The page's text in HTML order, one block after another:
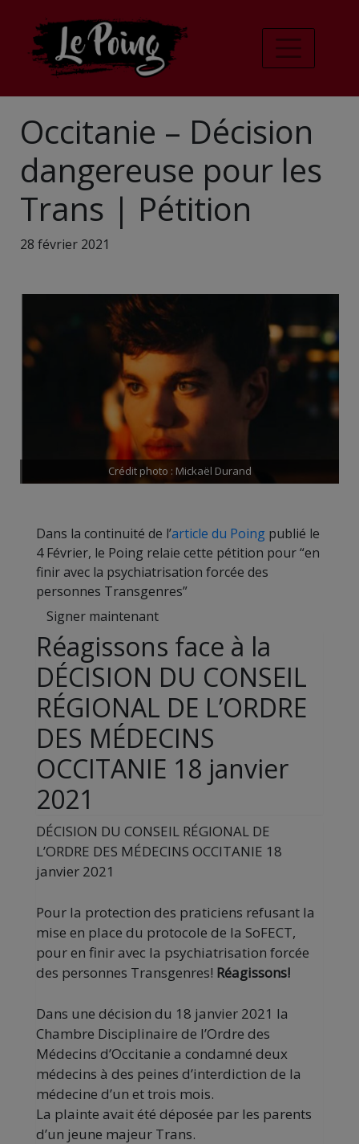
Occitanie – Décision
dangereuse pour les
Trans | Pétition
28 février 2021
Crédit photo : Mickaël Durand
Dans la continuité de l’article du Poing publié le
4 Février, le Poing relaie cette pétition pour “en
finir avec la psychiatrisation forcée des
personnes Transgenres”
Signer maintenant
Réagissons face à la
DÉCISION DU CONSEIL
RÉGIONAL DE L’ORDRE
DES MÉDECINS
OCCITANIE 18 janvier
2021
DÉCISION DU CONSEIL RÉGIONAL DE
L’ORDRE DES MÉDECINS OCCITANIE 18
janvier 2021
Pour la protection des praticiens refusant la
mise en place du protocole de la SoFECT,
pour en finir avec la psychiatrisation forcée
des personnes Transgenres! Réagissons!
Dans une décision du 18 janvier 2021 la
Chambre Disciplinaire de l’Ordre des
Médecins d’Occitanie a condamné deux
médecins à des peines d’interdiction de la
médecine d’un et trois mois.
La plainte avait été déposée par les parents
d’un jeune majeur Trans.